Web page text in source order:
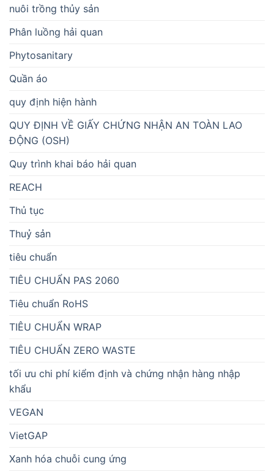
nuôi trồng thủy sản
Phân luồng hải quan
Phytosanitary
Quần áo
quy định hiện hành
QUY ĐỊNH VỀ GIẤY CHỨNG NHẬN AN TOÀN LAO
ĐỘNG (OSH)
Quy trình khai báo hải quan
REACH
Thủ tục
Thuỷ sản
tiêu chuẩn
TIÊU CHUẨN PAS 2060
Tiêu chuẩn RoHS
TIÊU CHUẨN WRAP
TIÊU CHUẨN ZERO WASTE
tối ưu chi phí kiểm định và chứng nhận hàng nhập
khẩu
VEGAN
VietGAP
Xanh hóa chuỗi cung ứng